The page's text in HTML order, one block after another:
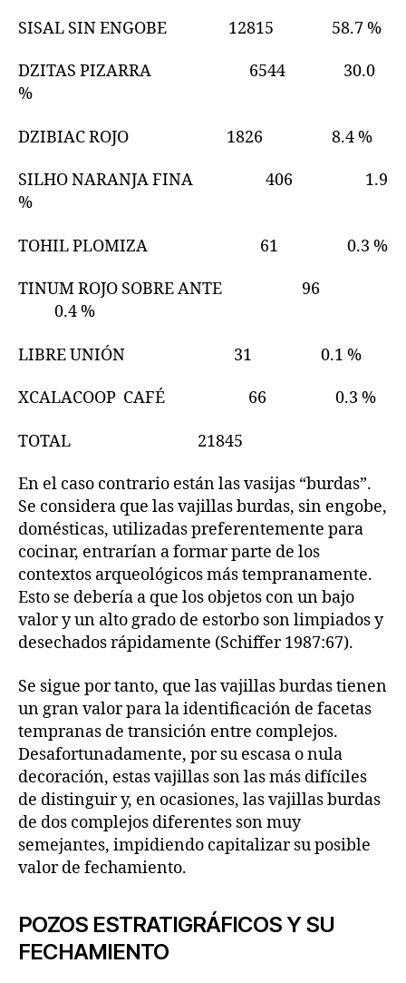
SISAL SIN ENGOBE 12815 58.7 %
DZITAS PIZARRA 6544 30.0
%
DZIBIAC ROJO 1826 8.4 %
SILHO NARANJA FINA 406 1.9
%
TOHIL PLOMIZA 61 0.3 %
TINUM ROJO SOBRE ANTE 96
0.4 %
LIBRE UNIÓN 31 0.1 %
XCALACOOP CAFÉ 66 0.3 %
TOTAL 21845
En el caso contrario están las vasijas “burdas”.
Se considera que las vajillas burdas, sin engobe,
domésticas, utilizadas preferentemente para
cocinar, entrarían a formar parte de los
contextos arqueológicos más tempranamente.
Esto se debería a que los objetos con un bajo
valor y un alto grado de estorbo son limpiados y
desechados rápidamente (Schiffer 1987:67).
Se sigue por tanto, que las vajillas burdas tienen
un gran valor para la identificación de facetas
tempranas de transición entre complejos.
Desafortunadamente, por su escasa o nula
decoración, estas vajillas son las más difíciles
de distinguir y, en ocasiones, las vajillas burdas
de dos complejos diferentes son muy
semejantes, impidiendo capitalizar su posible
valor de fechamiento.
POZOS ESTRATIGRÁFICOS Y SU
FECHAMIENTO